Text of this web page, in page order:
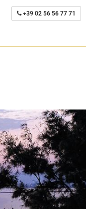
+39 02 56 56 77 71